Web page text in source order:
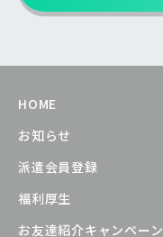
HOME
お知らせ
派遣会員登録
福利厚生
お友達紹介キャンペーン